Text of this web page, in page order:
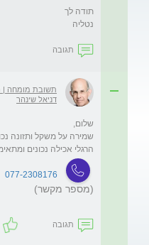
נטליה
תגובה
תשובת מומחה |
דניאל שינהר
שמירה על משקל ותזונה
הרגלי אכילה נכונים
077-2308176
(מספר מקשר)
תגובה